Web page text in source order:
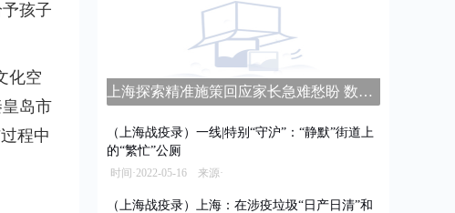
孩子
化空
岛市
程中
上海探索精准施策回应家长急难愁盼 数字家长学校平台上线
（上海战疫录）一线|特别“守沪”：“静默”街道上
的“繁忙”公厕
时间·2022-05-16 来源·
（上海战疫录）上海：在涉疫垃圾“日产日清”和